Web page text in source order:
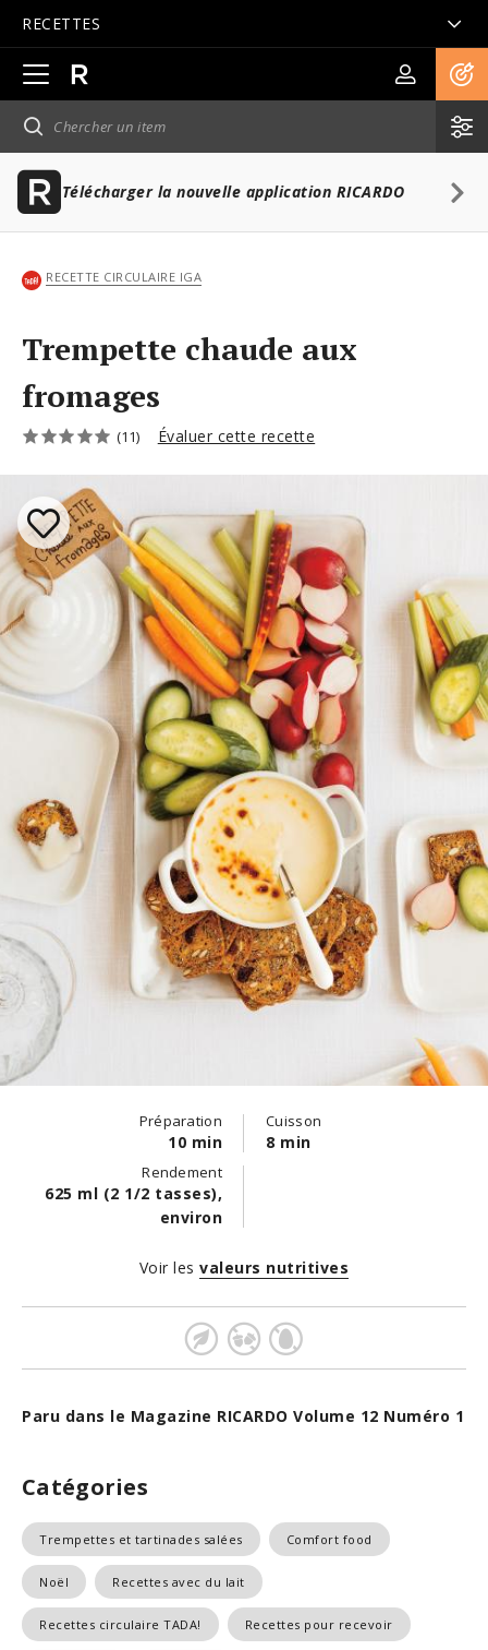
RECETTES
Ouvrir
la
navigation
principale
Télécharger la nouvelle application RICARDO
RECETTE CIRCULAIRE IGA
Trempette chaude aux
fromages
(11) Évaluer cette recette
Préparation
10 min
Cuisson
8 min
Rendement
625 ml (2 1/2 tasses),
environ
Paru dans le Magazine RICARDO Volume 12 Numéro 1
Voir les valeurs nutritives
Catégories
Trempettes et tartinades salées Comfort food
Noël Recettes avec du lait
Recettes circulaire TADA! Recettes pour recevoir